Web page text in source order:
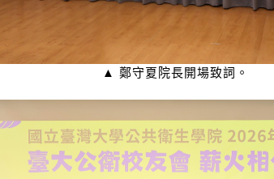
▲ 鄭守夏院長開場致詞。